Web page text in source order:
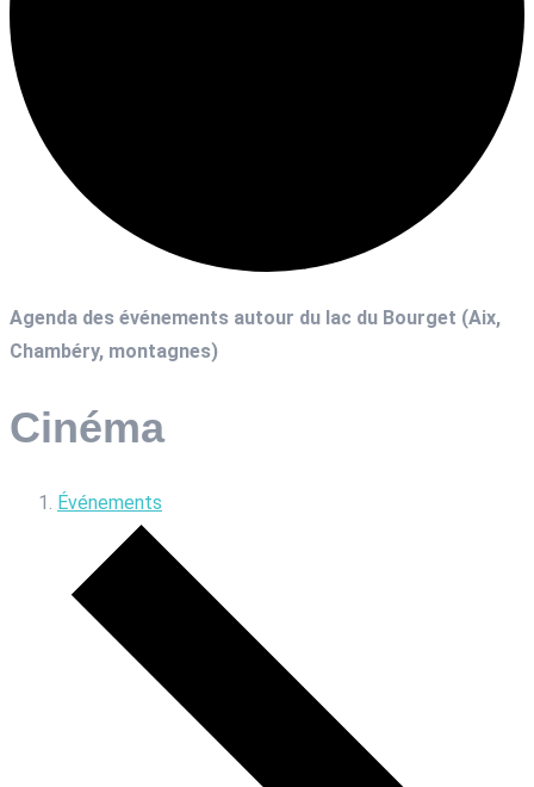
Agenda des événements autour du lac du Bourget (Aix,
Chambéry, montagnes)
Cinéma
Événements